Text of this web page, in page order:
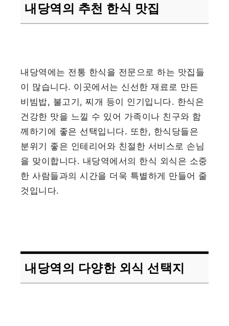
내당역의 추천 한식 맛집
내당역에는 전통 한식을 전문으로 하는 맛집들
이 많습니다. 이곳에서는 신선한 재료로 만든
비빔밥, 불고기, 찌개 등이 인기입니다. 한식은
건강한 맛을 느낄 수 있어 가족이나 친구와 함
께하기에 좋은 선택입니다. 또한, 한식당들은
분위기 좋은 인테리어와 친절한 서비스로 손님
을 맞이합니다. 내당역에서의 한식 외식은 소중
한 사람들과의 시간을 더욱 특별하게 만들어 줄
것입니다.
내당역의 다양한 외식 선택지